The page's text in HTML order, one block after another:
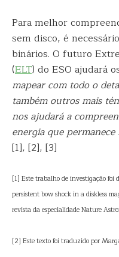
Para melhor
sem disco, é
binários. O futuro
(ELT) do ESO ajudará
mapear com todo o
também outros mais
nos ajudará a
energia que permanece
[1], [2], [3]
[1] Este trabalho de investigação
persistent bow shock in a diskless
revista da especialidade Nature
[2] Este texto foi traduzido por